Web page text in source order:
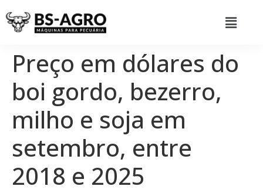
Preço em dólares do
boi gordo, bezerro,
milho e soja em
setembro, entre
2018 e 2025